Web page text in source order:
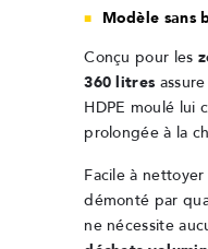
Modèle sans
Conçu pour les
360 litres
HDPE moulé lui
prolongée à la
Facile à
démonté par
ne nécessite